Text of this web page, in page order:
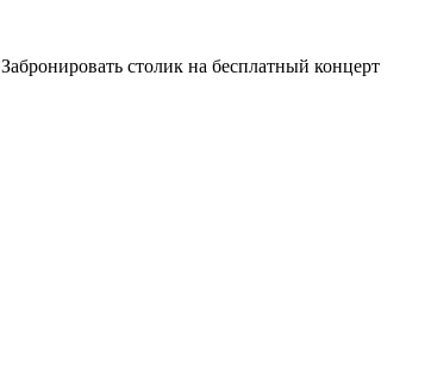
Забронировать столик на бесплатный концерт